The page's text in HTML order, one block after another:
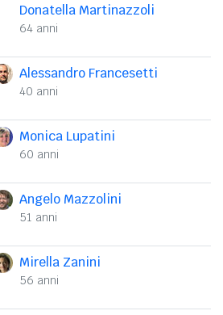
Donatella Martinazzoli
64 anni
Alessandro Francesetti
40 anni
Monica Lupatini
60 anni
Angelo Mazzolini
51 anni
Mirella Zanini
56 anni